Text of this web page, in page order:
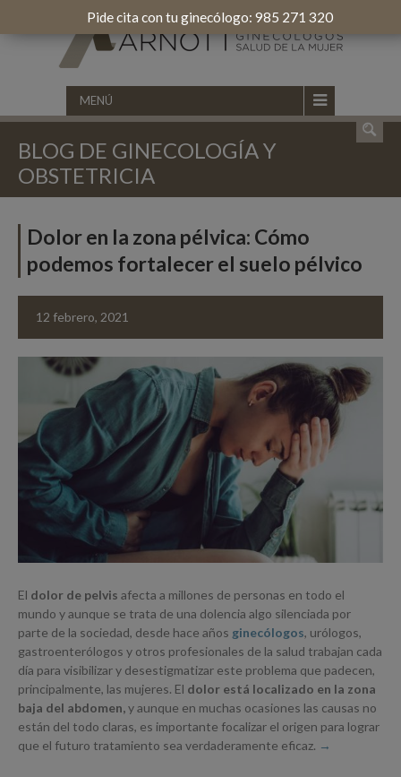
MENÚ
BLOG DE GINECOLOGÍA Y
OBSTETRICIA
Dolor en la zona pélvica: Cómo
podemos fortalecer el suelo pélvico
12 febrero, 2021
El dolor de pelvis afecta a millones de personas en todo el
mundo y aunque se trata de una dolencia algo silenciada por
parte de la sociedad, desde hace años ginecólogos, urólogos,
gastroenterólogos y otros profesionales de la salud trabajan cada
día para visibilizar y desestigmatizar este problema que padecen,
principalmente, las mujeres. El dolor está localizado en la zona
baja del abdomen,y aunque en muchas ocasiones las causas no
están del todo claras, es importante focalizar el origen para lograr
que el futuro tratamiento sea verdaderamente eficaz.
Pide cita con tu ginecólogo: 985 271 320